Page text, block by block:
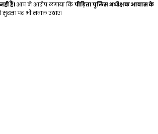
हैं।आप ने आरोप लगाया किपीड़िता पुलिस अधीक्षक आवास के
पर भी सवाल उठाए।